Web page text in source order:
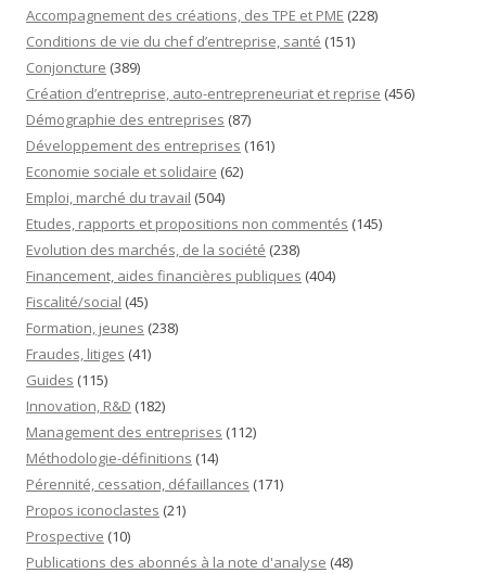
Accompagnement des créations, des TPE et PME (228)
Conditions de vie du chef d’entreprise, santé (151)
Conjoncture (389)
Création d’entreprise, auto-entrepreneuriat et reprise (456)
Démographie des entreprises (87)
Développement des entreprises (161)
Economie sociale et solidaire (62)
Emploi, marché du travail (504)
Etudes, rapports et propositions non commentés (145)
Evolution des marchés, de la société (238)
Financement, aides financières publiques (404)
Fiscalité/social (45)
Formation, jeunes (238)
Fraudes, litiges (41)
Guides (115)
Innovation, R&D (182)
Management des entreprises (112)
Méthodologie-définitions (14)
Pérennité, cessation, défaillances (171)
Propos iconoclastes (21)
Prospective (10)
Publications des abonnés à la note d'analyse (48)